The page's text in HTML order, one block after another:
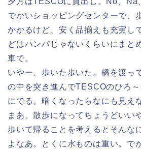
でかいショッピングセンターで、
かかるけど、安く品揃えも充実し
どはハンパじゃないくらいにまと
車で。
いやー、歩いた歩いた。橋を渡っ
の中を突き進んでTESCOのひろ
にでる。暗くなったらなにも見え
まあ、散歩になってちょうどいい
歩いて帰ることを考えるとそんな
よなあ。とくに水ものは重い。で